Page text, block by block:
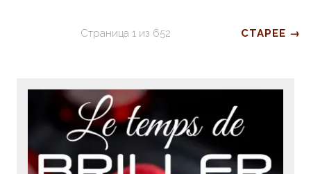
Страница 1 из 652 СТАРЕЕ →